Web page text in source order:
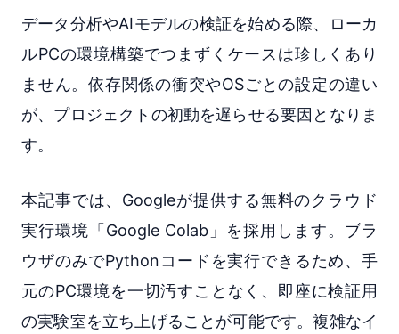
データ分析やAIモデルの検証を始める際、ローカ
ルPCの環境構築でつまずくケースは珍しくあり
ません。依存関係の衝突やOSごとの設定の違い
が、プロジェクトの初動を遅らせる要因となりま
す。
本記事では、Googleが提供する無料のクラウド
実行環境「Google Colab」を採用します。ブラ
ウザのみでPythonコードを実行できるため、手
元のPC環境を一切汚すことなく、即座に検証用
の実験室を立ち上げることが可能です。複雑なイ